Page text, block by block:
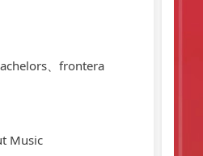
、frontera
Music